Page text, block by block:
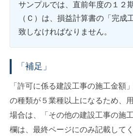
サンプルでは、直前年度の１２
（Ｃ）は、損益計算書の「完成
致しなければなりません。
「補足」
「許可に係る建設工事の施工金額
の種類が５業種以上になるため、
場合は、「その他の建設工事の施
欄は、最終ページにのみ記載して